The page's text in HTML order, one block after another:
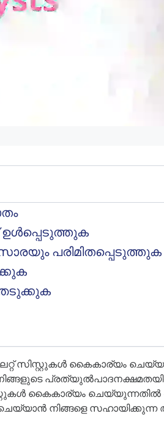
പരിമിതപ്പെടുത്തുക
സിസ്റ്റുകൾ കൈകാര്യം
കൈകാര്യം ചെയ്യുന്നതിൽ
നിങ്ങളെ സഹായിക്കുന്ന